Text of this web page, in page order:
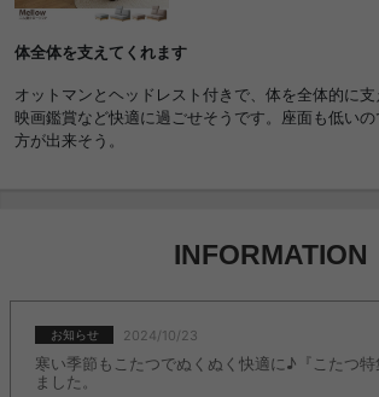
ー 人気 北欧風 韓国インテ
め 安い
体全体を支えてくれます
オットマンとヘッドレスト付きで、体を全体的に支
映画鑑賞など快適に過ごせそうです。座面も低い
方が出来そう。
INFORMATION
お知らせ 2024/10/23
寒い季節もこたつでぬくぬく快適に♪『こたつ
ました。